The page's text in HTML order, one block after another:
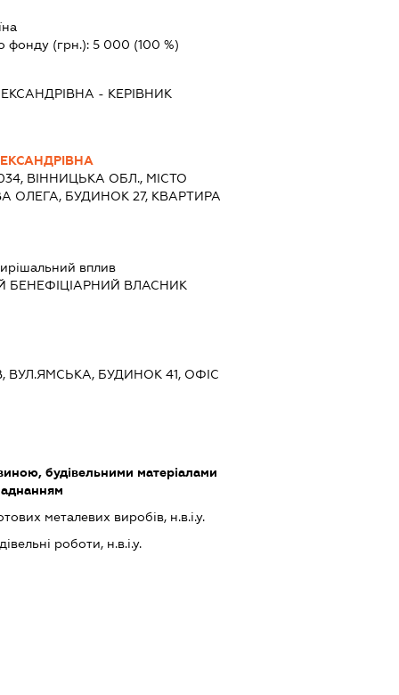
фонду (грн.): 5 000 (100 %)
- КЕРІВНИК
ВІННИЦЬКА ОБЛ., МІСТО
ОЛЕГА, БУДИНОК 27, КВАРТИРА
вплив
БЕНЕФІЦІАРНИЙ ВЛАСНИК
ВУЛ.ЯМСЬКА, БУДИНОК 41, ОФІС
будівельними матеріалами
металевих виробів, н.в.і.у.
роботи, н.в.і.у.